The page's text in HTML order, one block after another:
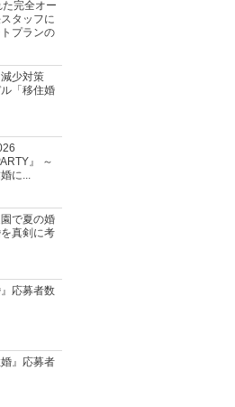
完全オー
タッフに
プランの
少対策
「移住婚
』 ～
に...
で夏の婚
真剣に考
応募者数
』応募者